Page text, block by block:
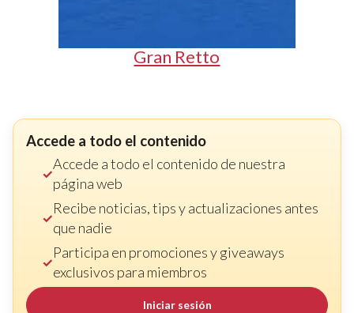
Gran Retto
Accede a todo el contenido
Accede a todo el contenido de nuestra
página web
Recibe noticias, tips y actualizaciones antes
que nadie
Participa en promociones y giveaways
exclusivos para miembros
Iniciar sesión